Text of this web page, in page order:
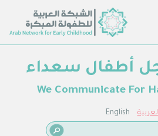
أطفال سعداء
We Communicate For
English